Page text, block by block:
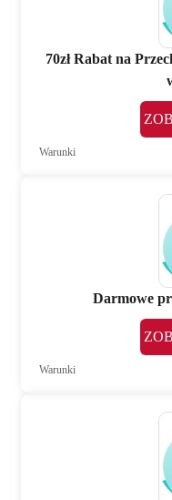
70zł Rabat na
Warunki
Darmowe
Warunki